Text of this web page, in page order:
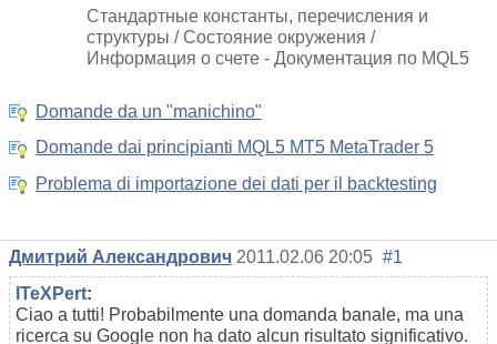
Стандартные константы, перечисления и
структуры / Состояние окружения /
Информация о счете - Документация по MQL5
Domande da un "manichino"
Domande dai principianti MQL5 MT5 MetaTrader 5
Problema di importazione dei dati per il backtesting
Дмитрий Александрович 2011.02.06 20:05 #1
ITeXPert:
Ciao a tutti! Probabilmente una domanda banale, ma una
ricerca su Google non ha dato alcun risultato significativo.